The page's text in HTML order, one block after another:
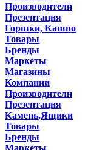
Производители
Презентация
Горшки, Кашпо
Товары
Бренды
Маркеты
Магазины
Компании
Производители
Презентация
Камень,Ящики
Товары
Бренды
Маркеты